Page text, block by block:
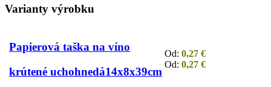
Varianty výrobku
Papierová taška na víno
krútené uchohnedá14x8x39cm
Od: 0,27 €
Od: 0,27 €